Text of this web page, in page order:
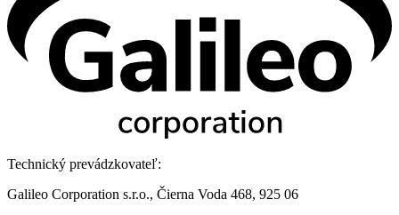
Technický prevádzkovateľ:
Galileo Corporation s.r.o., Čierna Voda 468, 925 06